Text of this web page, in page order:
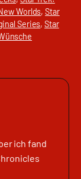
Worlds, Star
Series, Star
ich fand